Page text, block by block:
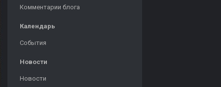
Комментарии блога
Календарь
События
Новости
Новости